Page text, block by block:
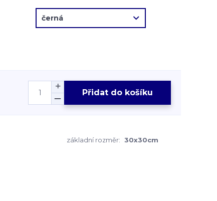
Přidat do košíku
základní rozměr: 30x30cm